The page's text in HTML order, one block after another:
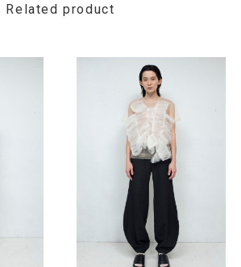
Related product